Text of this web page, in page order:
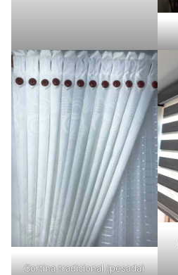
Cortina tradicional (pesada)